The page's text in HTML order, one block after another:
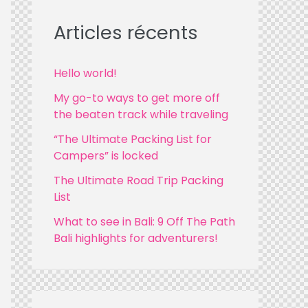
c
f
o
r
:
Articles récents
Hello world!
My go-to ways to get more off
the beaten track while traveling
“The Ultimate Packing List for
Campers” is locked
The Ultimate Road Trip Packing
List
What to see in Bali: 9 Off The Path
Bali highlights for adventurers!